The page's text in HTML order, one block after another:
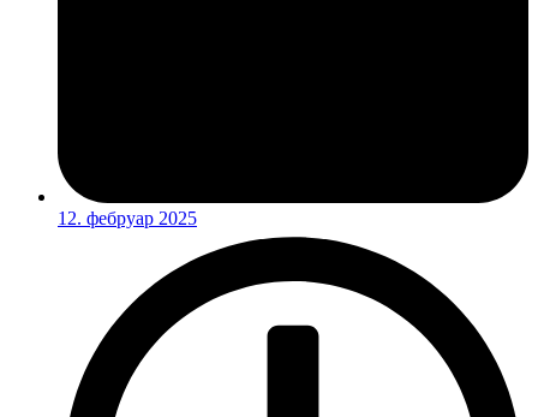
12. фебруар 2025